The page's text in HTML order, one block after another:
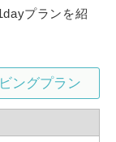
プランを紹
ングプラン